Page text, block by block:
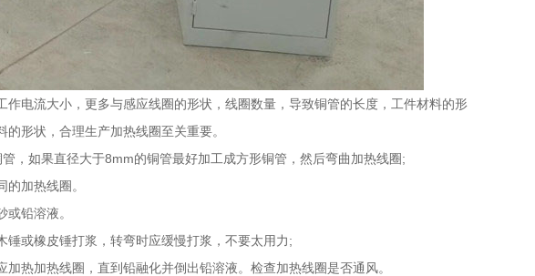
电流大小，更多与感应线圈的形状，线圈数量，导致铜管的长度，工件材料的形
形状，合理生产加热线圈至关重要。
如果直径大于8mm的铜管最好加工成方形铜管，然后弯曲加热线圈;
加热线圈。
铅溶液。
或橡皮锤打浆，转弯时应缓慢打浆，不要太用力;
加热线圈，直到铅融化并倒出铅溶液。检查加热线圈是否通风。